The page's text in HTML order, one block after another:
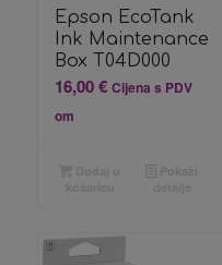
Epson EcoTank
Ink Maintenance
Box T04D000
16,00€ Cijena s PDV
om